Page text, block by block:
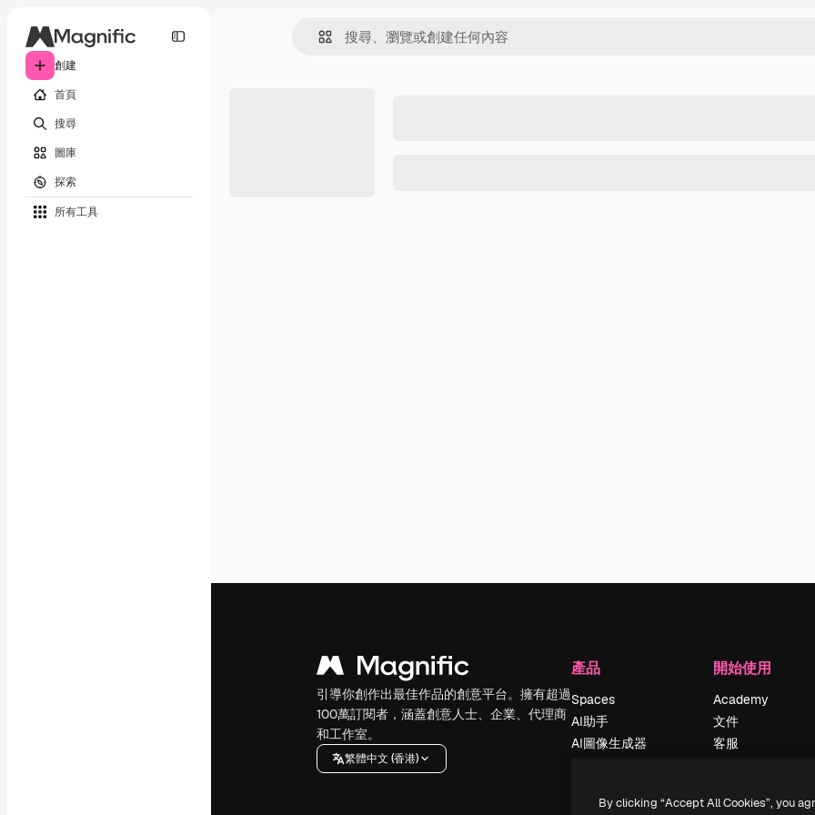
創建
首頁
搜尋
圖庫
探索
所有工具
引導你創作出最佳作品的創意平台。擁有超過
100萬訂閱者，涵蓋創意人士、企業、代理商
和工作室。
繁體中文 (香港)
產品
Spaces
AI助手
AI圖像生成器
圖庫內容
開始使用
Academy
文件
客服
原創作品 新增
By clicking “Accept All Cookies”, you